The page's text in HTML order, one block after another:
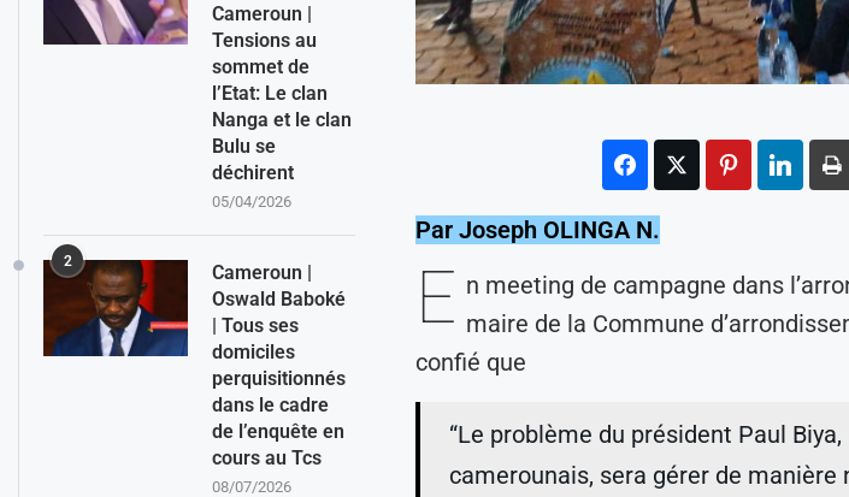
Par Joseph OLINGA N.
E n meeting de campagne dans
maire de la Commune
confié que
“Le problème du président Paul
camerounais, sera gérer de manière
Cameroun |
Tensions au
sommet de
l’Etat: Le clan
Nanga et le clan
Bulu se
déchirent
05/04/2026
2
Cameroun |
Oswald Baboké
| Tous ses
domiciles
perquisitionnés
dans le cadre
de l’enquête en
cours au Tcs
08/07/2026